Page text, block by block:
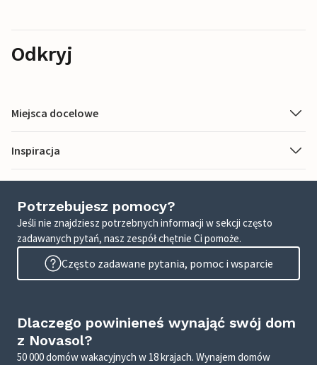
Odkryj
Miejsca docelowe
Inspiracja
Potrzebujesz pomocy?
Jeśli nie znajdziesz potrzebnych informacji w sekcji często
zadawanych pytań, nasz zespół chętnie Ci pomoże.
Często zadawane pytania, pomoc i wsparcie
Dlaczego powinieneś wynająć swój dom
z Novasol?
50 000 domów wakacyjnych w 18 krajach. Wynajem domów